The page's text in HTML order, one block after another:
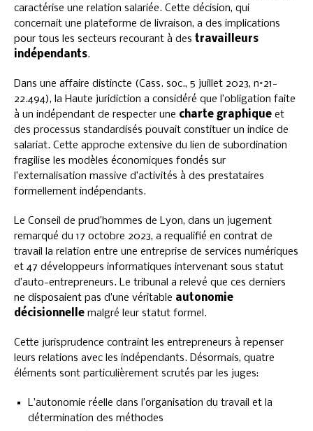
caractérise une relation salariée. Cette décision, qui
concernait une plateforme de livraison, a des implications
pour tous les secteurs recourant à des travailleurs
indépendants.
Dans une affaire distincte (Cass. soc., 5 juillet 2023, n°21-
22.494), la Haute juridiction a considéré que l’obligation faite
à un indépendant de respecter une charte graphique et
des processus standardisés pouvait constituer un indice de
salariat. Cette approche extensive du lien de subordination
fragilise les modèles économiques fondés sur
l’externalisation massive d’activités à des prestataires
formellement indépendants.
Le Conseil de prud’hommes de Lyon, dans un jugement
remarqué du 17 octobre 2023, a requalifié en contrat de
travail la relation entre une entreprise de services numériques
et 47 développeurs informatiques intervenant sous statut
d’auto-entrepreneurs. Le tribunal a relevé que ces derniers
ne disposaient pas d’une véritable autonomie
décisionnelle malgré leur statut formel.
Cette jurisprudence contraint les entrepreneurs à repenser
leurs relations avec les indépendants. Désormais, quatre
éléments sont particulièrement scrutés par les juges:
L’autonomie réelle dans l’organisation du travail et la
détermination des méthodes